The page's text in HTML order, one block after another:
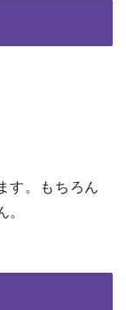
す。もちろん
。